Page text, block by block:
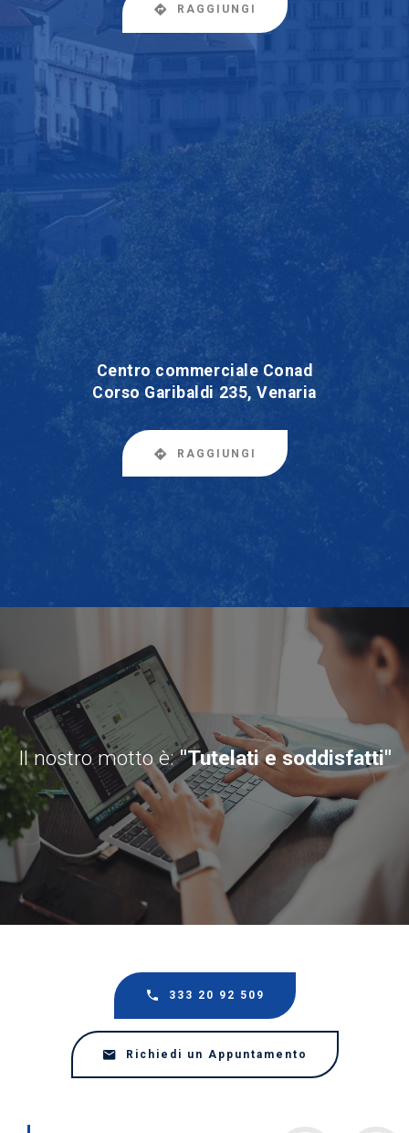
RAGGIUNGI
Centro commerciale Conad
Corso Garibaldi 235, Venaria
RAGGIUNGI
Il nostro motto è:"Tutelati e soddisfatti"
333 20 92 509
Richiedi un Appuntamento